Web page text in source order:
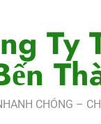
Ty
CHÓNG –